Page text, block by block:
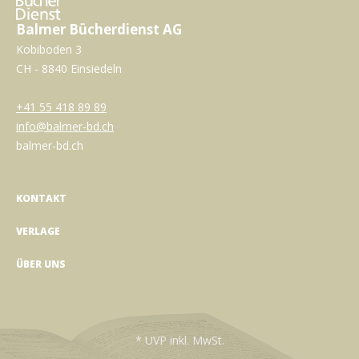
Balmer Bücherdienst AG
Kobiboden 3
CH - 8840 Einsiedeln
+41 55 418 89 89
info@balmer-bd.ch
balmer-bd.ch
KONTAKT
VERLAGE
ÜBER UNS
* UVP inkl. MwSt.